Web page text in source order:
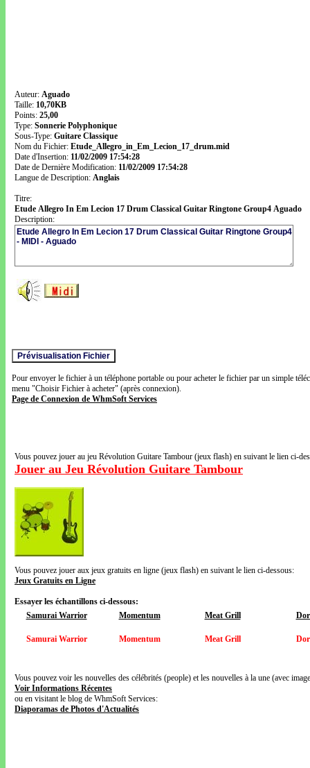
Auteur: Aguado
Taille: 10,70KB
Points: 25,00
Type: Sonnerie Polyphonique
Sous-Type: Guitare Classique
Nom du Fichier: Etude_Allegro_in_Em_Lecion_17_drum.mid
Date d'Insertion: 11/02/2009 17:54:28
Date de Dernière Modification: 11/02/2009 17:54:28
Langue de Description: Anglais
Titre:
Etude Allegro In Em Lecion 17 Drum Classical Guitar Ringtone Group4 Aguado
Description:
Pour envoyer le fichier à un téléphone portable ou pour acheter le fichier par un simple
menu "Choisir Fichier à acheter" (après connexion).
Page de Connexion de WhmSoft Services
Vous pouvez jouer au jeu Révolution Guitare Tambour (jeux flash) en suivant le lien ci-
Jouer au Jeu Révolution Guitare Tambour
Vous pouvez jouer aux jeux gratuits en ligne (jeux flash) en suivant le lien ci-dessous:
Jeux Gratuits en Ligne
Essayer les échantillons ci-dessous:
Samurai Warrior
Momentum Meat Grill
Samurai Warrior Momentum Meat Grill
Vous pouvez voir les nouvelles des célébrités (people) et les nouvelles à la une (avec
Voir Informations Récentes
ou en visitant le blog de WhmSoft Services:
Diaporamas de Photos d'Actualités